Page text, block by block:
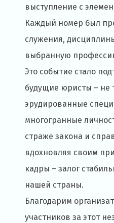
выступление с
Каждый номер был
служения,
выбранную
Это событие стало
будущие юристы – не
эрудированные
многогранные
страже закона и
вдохновляя своим
кадры – залог
нашей страны.
Благодарим
участников за этот